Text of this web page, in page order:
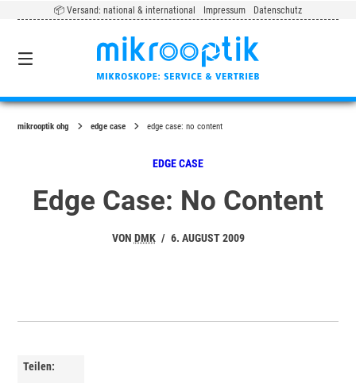
zum
📦 Versand: national & international Impressum Datenschutz
mikrooptik ohg edge case edge case: no content
EDGE CASE
Edge Case: No Content
VON DMK / 6. AUGUST 2009
Teilen: